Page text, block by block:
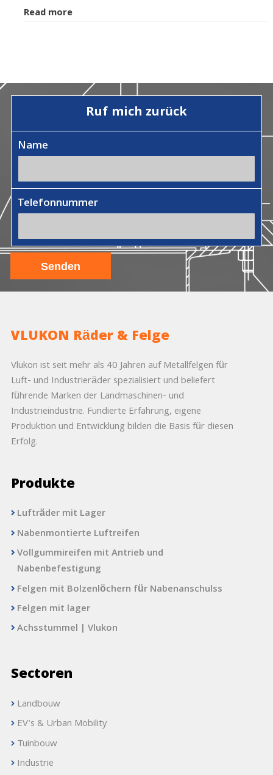
Read more
Ruf mich zurück
Name
Telefonnummer
VLUKON Räder & Felge
Vlukon ist seit mehr als 40 Jahren auf Metallfelgen für
Luft- und Industrieräder spezialisiert und beliefert
führende Marken der Landmaschinen- und
Industrieindustrie. Fundierte Erfahrung, eigene
Produktion und Entwicklung bilden die Basis für diesen
Erfolg.
Produkte
Lufträder mit Lager
Nabenmontierte Luftreifen
Vollgummireifen mit Antrieb und
Nabenbefestigung
Felgen mit Bolzenlöchern für Nabenanschulss
Felgen mit lager
Achsstummel | Vlukon
Sectoren
Landbouw
EV's & Urban Mobility
Tuinbouw
Industrie